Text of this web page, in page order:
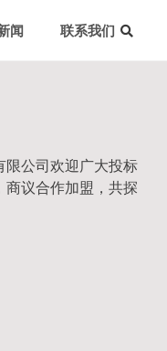
闻 联系我们
限公司欢迎广大投标
商议合作加盟，共探